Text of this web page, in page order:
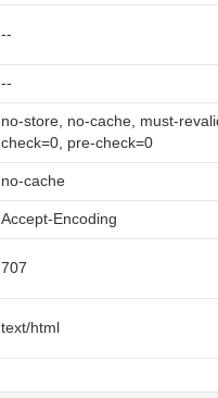
--
--
no-store, no-cache, must-
check=0, pre-check=0
no-cache
Accept-Encoding
707
text/html